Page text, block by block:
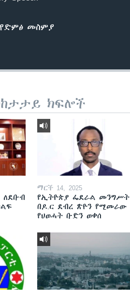
መስምያ
ክፍሎች
ማርች 14, 2025
የኢትዮጵያ ፌደራል መንግሥት
በዶ.ር ደብረ ጽዮን የሚመራው
የህወሓት ቡድን ወቀሰ